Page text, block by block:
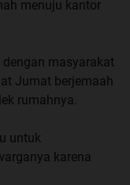
menuju kantor
masyarakat
Jumat berjemaah
rumahnya.
untuk
karena